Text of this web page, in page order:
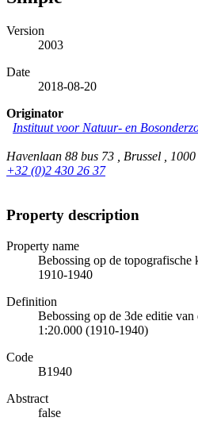
Version
2003
Date
2018-08-20
Originator
Instituut voor Natuur- en
Havenlaan 88 bus 73 , Brussel ,
+32 (0)2 430 26 37
Property description
Property name
Bebossing op de topografische
1910-1940
Definition
Bebossing op de 3de editie
1:20.000 (1910-1940)
Code
B1940
Abstract
false